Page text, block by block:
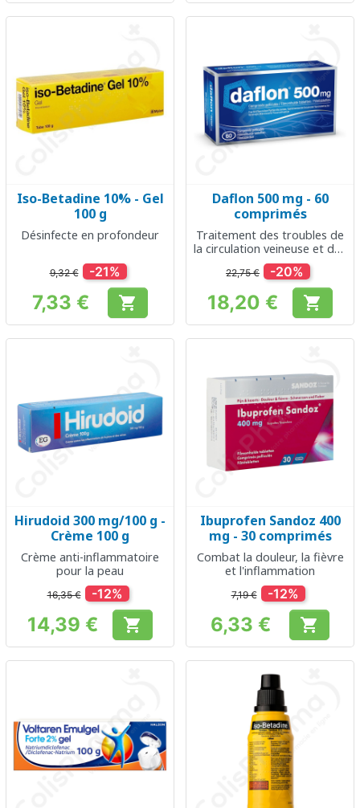
Iso-Betadine 10% - Gel
100 g
Désinfecte en profondeur
9,32 € -21%
Prix
7,33 € 
Daflon 500 mg - 60
comprimés
Traitement des troubles de
la circulation veineuse et des
hémorroïdes
22,75 € -20%
Prix
18,20 € 
Hirudoid 300 mg/100 g -
Crème 100 g
Crème anti-inflammatoire
pour la peau
16,35 € -12%
Prix
14,39 € 
Ibuprofen Sandoz 400
mg - 30 comprimés
Combat la douleur, la fièvre
et l'inflammation
7,19 € -12%
Prix
6,33 € 